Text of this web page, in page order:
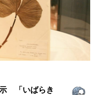
「いばらき